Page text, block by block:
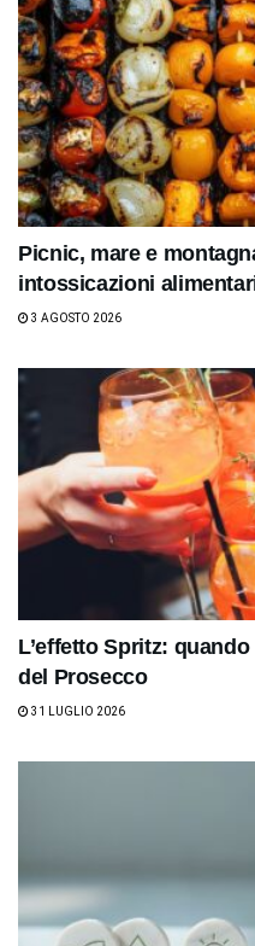
Picnic, mare e
intossicazioni
3 AGOSTO 2026
L’effetto Spritz:
del Prosecco
31 LUGLIO 2026